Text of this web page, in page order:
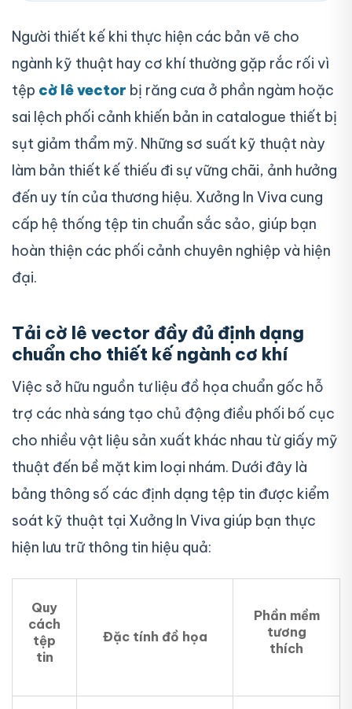
Người thiết kế khi thực hiện các bản vẽ cho
ngành kỹ thuật hay cơ khí thường gặp rắc rối vì
tệp cờ lê vector bị răng cưa ở phần ngàm hoặc
sai lệch phối cảnh khiến bản in catalogue thiết bị
sụt giảm thẩm mỹ. Những sơ suất kỹ thuật này
làm bản thiết kế thiếu đi sự vững chãi, ảnh hưởng
đến uy tín của thương hiệu. Xưởng In Viva cung
cấp hệ thống tệp tin chuẩn sắc sảo, giúp bạn
hoàn thiện các phối cảnh chuyên nghiệp và hiện
đại.
Tải cờ lê vector đầy đủ định dạng
chuẩn cho thiết kế ngành cơ khí
Việc sở hữu nguồn tư liệu đồ họa chuẩn gốc hỗ
trợ các nhà sáng tạo chủ động điều phối bố cục
cho nhiều vật liệu sản xuất khác nhau từ giấy mỹ
thuật đến bề mặt kim loại nhám. Dưới đây là
bảng thông số các định dạng tệp tin được kiểm
soát kỹ thuật tại Xưởng In Viva giúp bạn thực
hiện lưu trữ thông tin hiệu quả:
Quy
cách
tệp
tin
Đặc tính đồ họa
Phần mềm
tương
thích